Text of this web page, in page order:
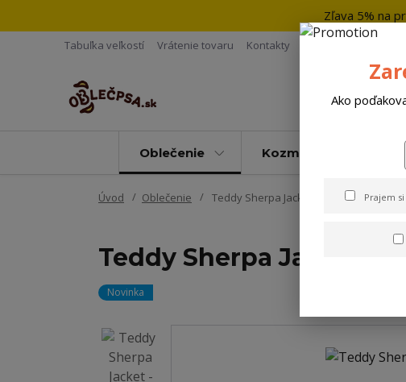
Zľava 5% na
Tabuľka veľkostí Vrátenie tovaru Kontakty
Oblečenie Kozmetika
Úvod Oblečenie Teddy Sherpa Jacket - Brown
Teddy Sherpa Jacket -
Novinka
Ako
Prajem